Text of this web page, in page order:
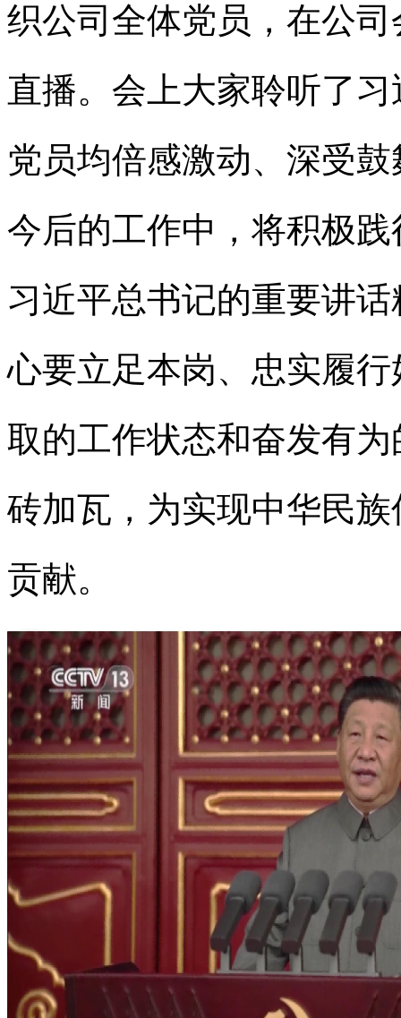
织公司全体党员，在公
直播。会上大家聆听了
党员均倍感激动、深受
今后的工作中，将积极
习近平总书记的重要讲
心要立足本岗、忠实履
取的工作状态和奋发有
砖加瓦，为实现中华民
贡献。